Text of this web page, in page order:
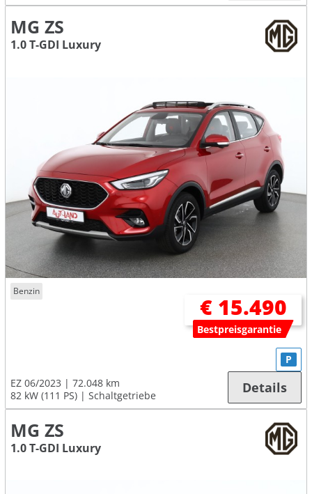
MG ZS
1.0 T-GDI Luxury
Benzin
€ 15.490
Bestpreisgarantie
EZ 06/2023
72.048 km
82 kW (111 PS)
Schaltgetriebe
P
Details
MG ZS
1.0 T-GDI Luxury